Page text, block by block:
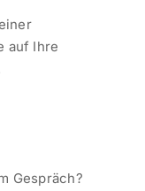
auf Ihre
Gespräch?